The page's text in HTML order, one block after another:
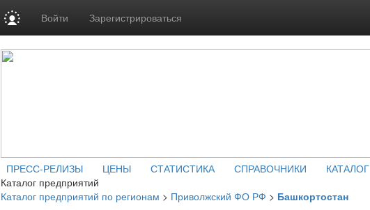
Войти Зарегистрироваться
ПРЕСС-РЕЛИЗЫ ЦЕНЫ СТАТИСТИКА СПРАВОЧНИКИ КАТАЛОГ
Каталог предприятий
Каталог предприятий по регионам > Приволжский ФО РФ > Башкортостан